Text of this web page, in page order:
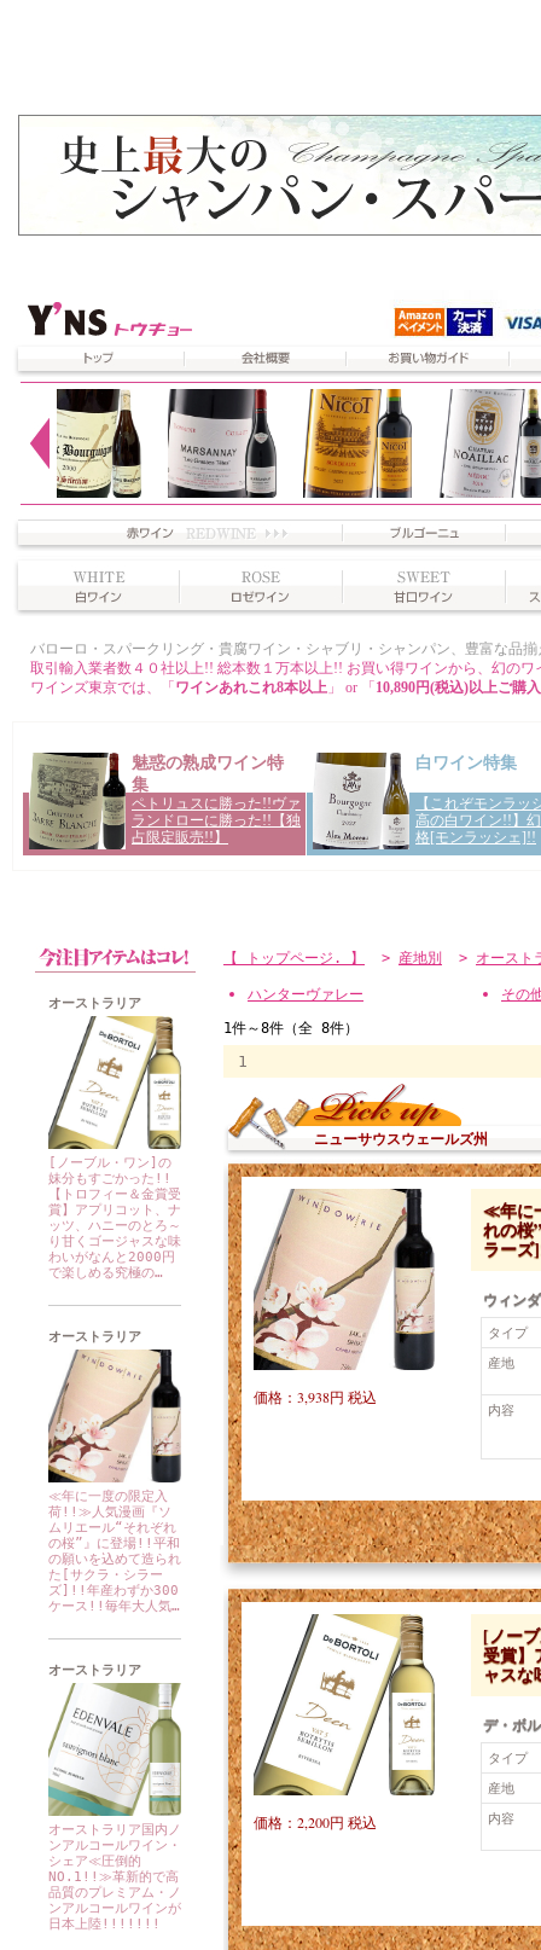
オーストラリア
[ノーブル・ワン]の
妹分もすごかった!!
【トロフィー＆金賞受
賞】アプリコット、ナ
ッツ、ハニーのとろ～
り甘くゴージャスな味
わいがなんと2000円
で楽しめる究極の…
オーストラリア
≪年に一度の限定入
荷!!≫人気漫画『ソ
ムリエール“それぞれ
の桜”』に登場!!平和
の願いを込めて造られ
た[サクラ・シラー
ズ]!!年産わずか300
ケース!!毎年大人気…
オーストラリア
オーストラリア国内ノ
ンアルコールワイン・
シェア≪圧倒的
NO.1!!≫革新的で高
品質のプレミアム・ノ
ンアルコールワインが
日本上陸!!!!!!!
【 トップページ. 】 > 産地別 > オースト
ハンターヴァレー その
ニューサウスウェールズ州
≪年に
れの桜
ラー
ウィン
タイプ
産地
内容
価格：3,938円 税込
[ノー
受賞】
ャス
デ・ボ
タイプ
産地
内容
価格：2,200円 税込